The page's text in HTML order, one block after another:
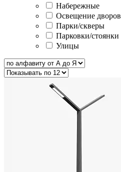
Набережные
Освещение дворов
Парки/скверы
Парковки/стоянки
Улицы